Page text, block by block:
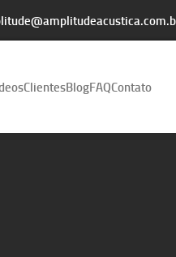
ClientesBlogFAQContato